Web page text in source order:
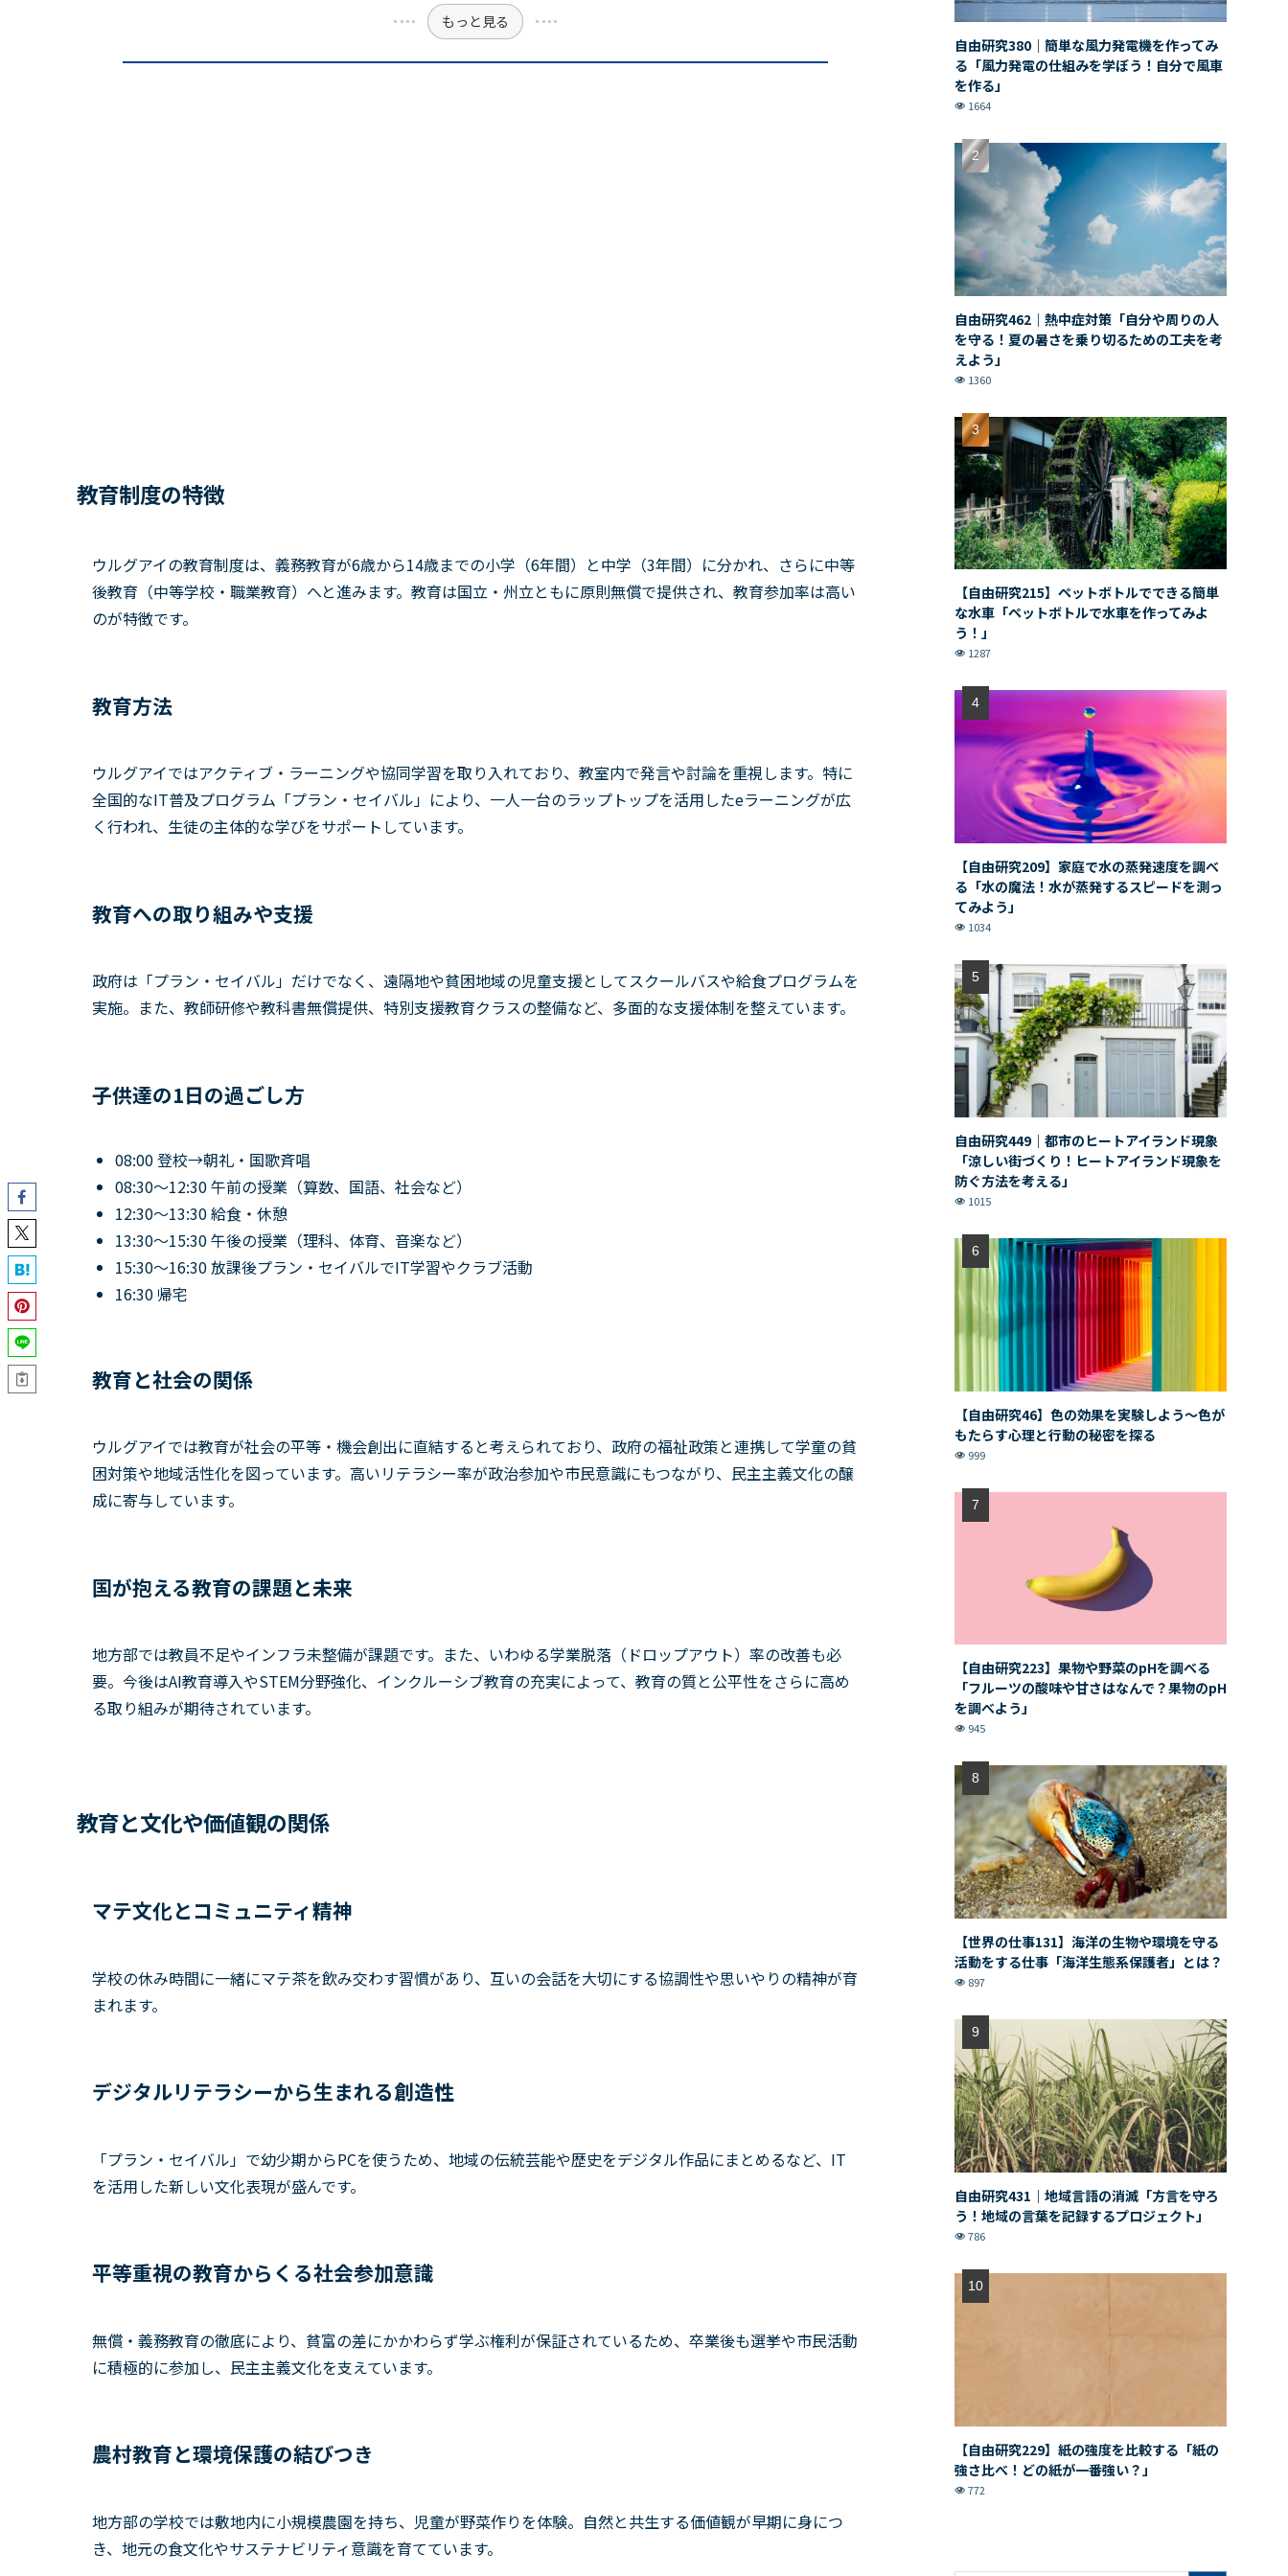
もっと見る
教育制度の特徴
ウルグアイの教育制度は、義務教育が6歳から14歳までの小学（6年間）と中学（3年間）に分かれ、さらに中等
後教育（中等学校・職業教育）へと進みます。教育は国立・州立ともに原則無償で提供され、教育参加率は高い
のが特徴です。
教育方法
ウルグアイではアクティブ・ラーニングや協同学習を取り入れており、教室内で発言や討論を重視します。特に
全国的なIT普及プログラム「プラン・セイバル」により、一人一台のラップトップを活用したeラーニングが広
く行われ、生徒の主体的な学びをサポートしています。
教育への取り組みや支援
政府は「プラン・セイバル」だけでなく、遠隔地や貧困地域の児童支援としてスクールバスや給食プログラムを
実施。また、教師研修や教科書無償提供、特別支援教育クラスの整備など、多面的な支援体制を整えています。
子供達の1日の過ごし方
08:00 登校→朝礼・国歌斉唱
08:30〜12:30 午前の授業（算数、国語、社会など）
12:30〜13:30 給食・休憩
13:30〜15:30 午後の授業（理科、体育、音楽など）
15:30〜16:30 放課後プラン・セイバルでIT学習やクラブ活動
16:30 帰宅
教育と社会の関係
ウルグアイでは教育が社会の平等・機会創出に直結すると考えられており、政府の福祉政策と連携して学童の貧
困対策や地域活性化を図っています。高いリテラシー率が政治参加や市民意識にもつながり、民主主義文化の醸
成に寄与しています。
国が抱える教育の課題と未来
地方部では教員不足やインフラ未整備が課題です。また、いわゆる学業脱落（ドロップアウト）率の改善も必
要。今後はAI教育導入やSTEM分野強化、インクルーシブ教育の充実によって、教育の質と公平性をさらに高め
る取り組みが期待されています。
教育と文化や価値観の関係
マテ文化とコミュニティ精神
学校の休み時間に一緒にマテ茶を飲み交わす習慣があり、互いの会話を大切にする協調性や思いやりの精神が育
まれます。
デジタルリテラシーから生まれる創造性
「プラン・セイバル」で幼少期からPCを使うため、地域の伝統芸能や歴史をデジタル作品にまとめるなど、IT
を活用した新しい文化表現が盛んです。
平等重視の教育からくる社会参加意識
無償・義務教育の徹底により、貧富の差にかかわらず学ぶ権利が保証されているため、卒業後も選挙や市民活動
に積極的に参加し、民主主義文化を支えています。
農村教育と環境保護の結びつき
地方部の学校では敷地内に小規模農園を持ち、児童が野菜作りを体験。自然と共生する価値観が早期に身につ
き、地元の食文化やサステナビリティ意識を育てています。
自由研究380｜簡単な風力発電機を作ってみ
る「風力発電の仕組みを学ぼう！自分で風車
を作る」
1664
自由研究462｜熱中症対策「自分や周りの人
を守る！夏の暑さを乗り切るための工夫を考
えよう」
1360
【自由研究215】ペットボトルでできる簡単
な水車「ペットボトルで水車を作ってみよ
う！」
1287
【自由研究209】家庭で水の蒸発速度を調べ
る「水の魔法！水が蒸発するスピードを測っ
てみよう」
1034
自由研究449｜都市のヒートアイランド現象
「涼しい街づくり！ヒートアイランド現象を
防ぐ方法を考える」
1015
【自由研究46】色の効果を実験しよう〜色が
もたらす心理と行動の秘密を探る
999
【自由研究223】果物や野菜のpHを調べる
「フルーツの酸味や甘さはなんで？果物のpH
を調べよう」
945
【世界の仕事131】海洋の生物や環境を守る
活動をする仕事「海洋生態系保護者」とは？
897
自由研究431｜地域言語の消滅「方言を守ろ
う！地域の言葉を記録するプロジェクト」
786
【自由研究229】紙の強度を比較する「紙の
強さ比べ！どの紙が一番強い？」
772